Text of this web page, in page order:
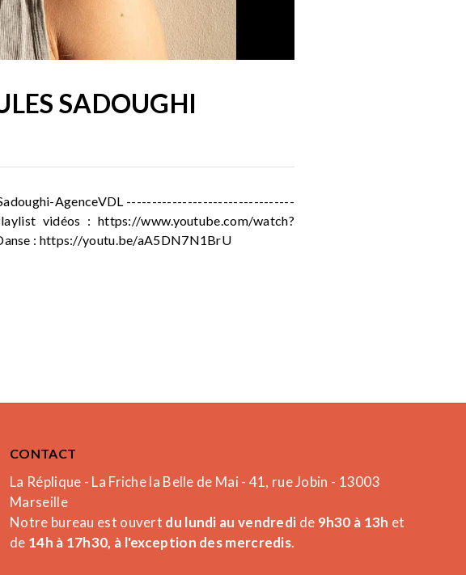
SADOUGHI
AgenceVDL ---------------------------------
vidéos : https://www.youtube.com/watch?
: https://youtu.be/aA5DN7N1BrU
CONTACT
La Réplique - La Friche la Belle de Mai - 41, rue Jobin - 13003
Marseille
Notre bureau est ouvert du lundi au vendredi de 9h30 à 13h et
de 14h à 17h30, à l'exception des mercredis.